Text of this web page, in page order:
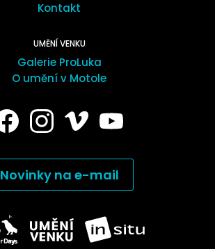
Kontakt
UMĚNÍ VENKU
Galerie ProLuka
O umění v Motole
Novinky na e-mail